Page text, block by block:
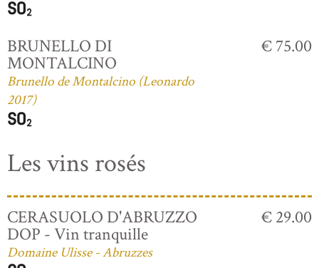
BRUNELLO DI
MONTALCINO
Brunello de Montalcino (Leonardo
2017)
€ 75.00
Les vins rosés
CERASUOLO D'ABRUZZO
DOP - Vin tranquille
Domaine Ulisse - Abruzzes
€ 29.00